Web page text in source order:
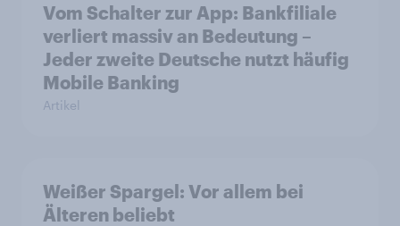
Vom Schalter zur App: Bankfiliale
verliert massiv an Bedeutung –
Jeder zweite Deutsche nutzt häufig
Mobile Banking
Artikel
Weißer Spargel: Vor allem bei
Älteren beliebt